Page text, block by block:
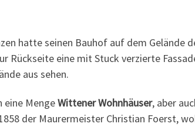
hatte seinen Bauhof auf dem Gelände
Rückseite eine mit Stuck verzierte
aus sehen.
eine MengeWittener Wohnhäuser, aber
der Maurermeister Christian Foerst,